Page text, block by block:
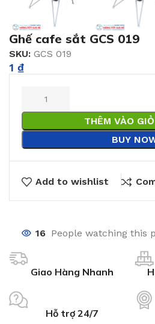
Ghế cafe sắt GCS 019
SKU: GCS 019
1 ₫
THÊM VÀO
BUY
Add to wishlist
16 People watching this
Giao Hàng Nhanh
Hỗ trợ 24/7